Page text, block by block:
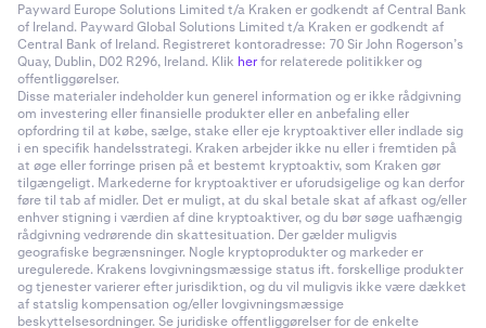
Payward Europe Solutions Limited t/a Kraken er godkendt af Central Bank
of Ireland. Payward Global Solutions Limited t/a Kraken er godkendt af
Central Bank of Ireland. Registreret kontoradresse: 70 Sir John Rogerson’s
Quay, Dublin, D02 R296, Ireland. Klik herfor relaterede politikker og
offentliggørelser.
Disse materialer indeholder kun generel information og er ikke rådgivning
om investering eller finansielle produkter eller en anbefaling eller
opfordring til at købe, sælge, stake eller eje kryptoaktiver eller indlade sig
i en specifik handelsstrategi. Kraken arbejder ikke nu eller i fremtiden på
at øge eller forringe prisen på et bestemt kryptoaktiv, som Kraken gør
tilgængeligt. Markederne for kryptoaktiver er uforudsigelige og kan derfor
føre til tab af midler. Det er muligt, at du skal betale skat af afkast og/eller
enhver stigning i værdien af dine kryptoaktiver, og du bør søge uafhængig
rådgivning vedrørende din skattesituation. Der gælder muligvis
geografiske begrænsninger. Nogle kryptoprodukter og markeder er
uregulerede. Krakens lovgivningsmæssige status ift. forskellige produkter
og tjenester varierer efter jurisdiktion, og du vil muligvis ikke være dækket
af statslig kompensation og/eller lovgivningsmæssige
beskyttelsesordninger. Se juridiske offentliggørelser for de enkelte